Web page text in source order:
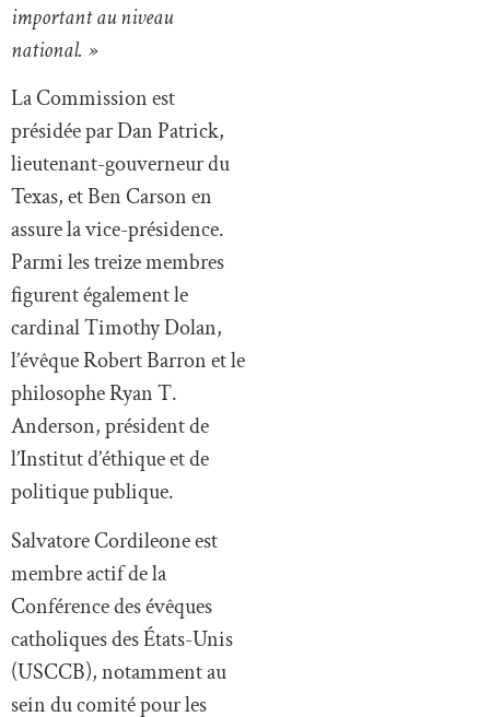
important au niveau
national. »
La Commission est
présidée par Dan Patrick,
lieutenant-gouverneur du
Texas, et Ben Carson en
assure la vice-présidence.
Parmi les treize membres
figurent également le
cardinal Timothy Dolan,
l’évêque Robert Barron et le
philosophe Ryan T.
Anderson, président de
l’Institut d’éthique et de
politique publique.
Salvatore Cordileone est
membre actif de la
Conférence des évêques
catholiques des États-Unis
(USCCB), notamment au
sein du comité pour les